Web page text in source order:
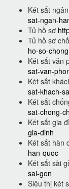
Két sắt
sat-ngan-
Tủ hồ sơ
Tủ hồ sơ
ho-so-
Két sắt văn
sat-van-
Két sắt
sat-khach-
Két sắt
sat-chong-
Két sắt gia
gia-dinh
Két sắt hàn
han-quoc
Két sắt sài
sai-gon
Siêu thị két